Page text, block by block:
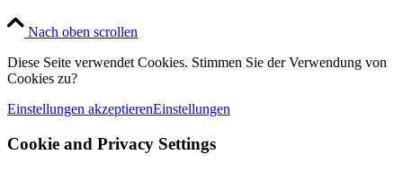
Nach oben scrollen
Diese Seite verwendet Cookies. Stimmen Sie der Verwendung von
Cookies zu?
Einstellungen akzeptierenEinstellungen
Cookie and Privacy Settings